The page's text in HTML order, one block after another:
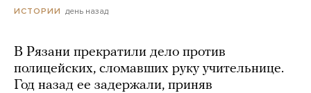
ИСТОРИИ день назад
В Рязани прекратили дело против
полицейских, сломавших руку учительнице.
Год назад ее задержали, приняв